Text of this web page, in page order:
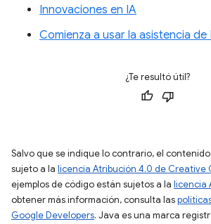
Innovaciones en IA
Comienza a usar la asistencia de
¿Te resultó útil?
Salvo que se indique lo contrario, el
sujeto a la licencia Atribución 4.0 de Creative
ejemplos de código están sujetos a la licencia
obtener más información, consulta las
Google Developers. Java es una marca